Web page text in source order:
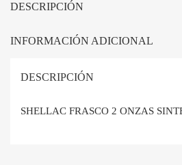
DESCRIPCIÓN
INFORMACIÓN ADICIONAL
DESCRIPCIÓN
SHELLAC FRASCO 2 ONZAS